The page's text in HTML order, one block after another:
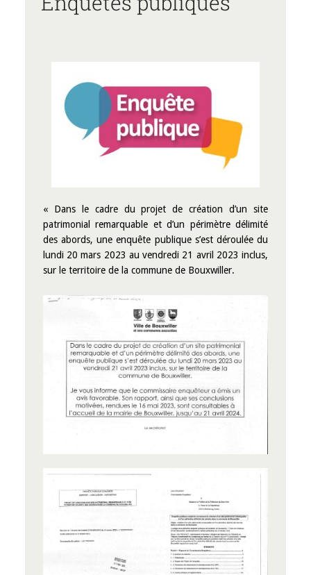
« Dans le cadre du projet de création d’un site
patrimonial remarquable et d’un périmètre délimité
des abords, une enquête publique s’est déroulée du
lundi 20 mars 2023 au vendredi 21 avril 2023 inclus,
sur le territoire de la commune de Bouxwiller.